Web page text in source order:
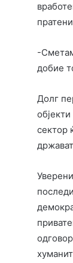
-
добие
Долг
сектор